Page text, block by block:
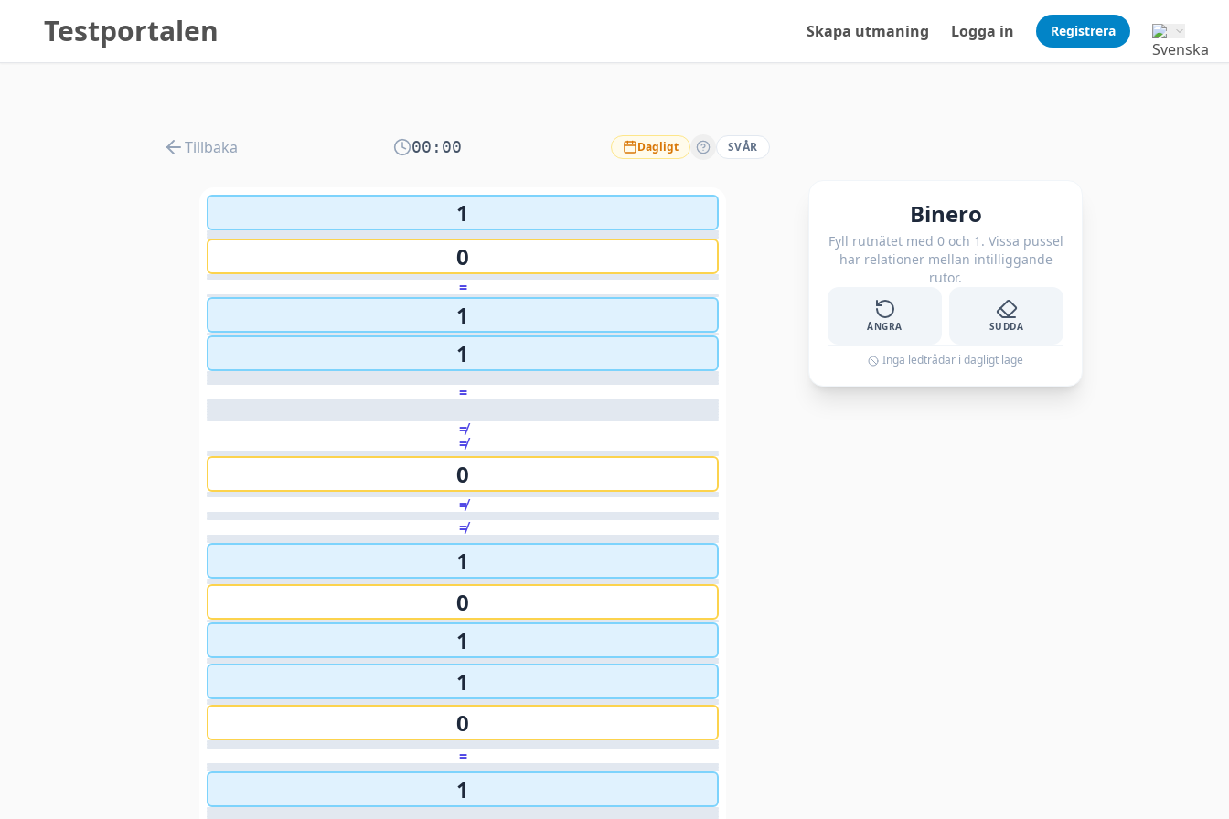
Testportalen Skapa utmaning Logga in Registrera
Tillbaka 00:00 Dagligt SVÅR
1
0
=
1
1
=
≠
≠
0
≠
≠
1
0
1
1
0
=
1
Binero
Fyll rutnätet med 0 och 1. Vissa pussel
har relationer mellan intilliggande
rutor.
ÅNGRA SUDDA
Inga ledtrådar i dagligt läge